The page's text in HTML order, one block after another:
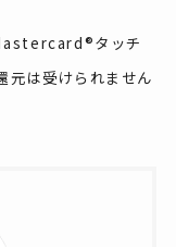
タッチ
元は受けられません